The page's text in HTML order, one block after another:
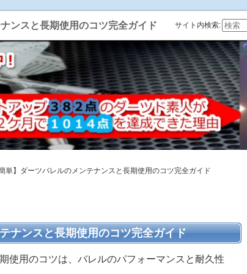
ンスと長期使用のコツ完全ガイド
単】ダーツバレルのメンテナンスと長期使用のコツ完全ガイド
ナンスと長期使用のコツ完全ガイド
使用のコツは、バレルのパフォーマンスと耐久性
サイト内検索: